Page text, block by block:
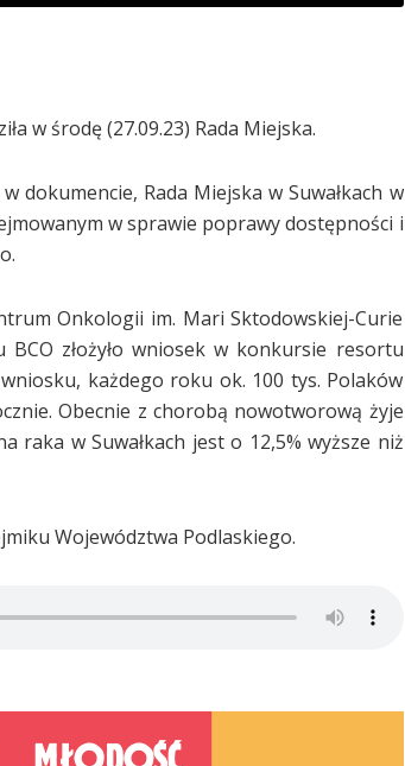
w środę (27.09.23) Rada Miejska.
dokumencie, Rada Miejska w Suwałkach w
w sprawie poprawy dostępności i
Onkologii im. Mari Sktodowskiej-Curie
BCO złożyło wniosek w konkursie resortu
każdego roku ok. 100 tys. Polaków
Obecnie z chorobą nowotworową żyje
raka w Suwałkach jest o 12,5% wyższe niż
Województwa Podlaskiego.